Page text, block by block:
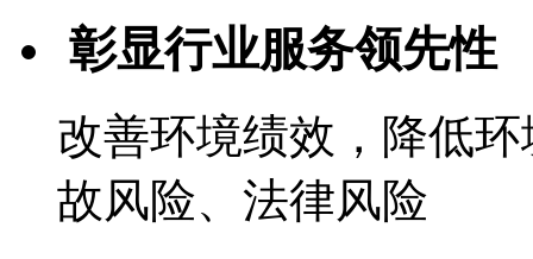
彰显行业服务领先性
改善环境绩效，降低环
故风险、法律风险